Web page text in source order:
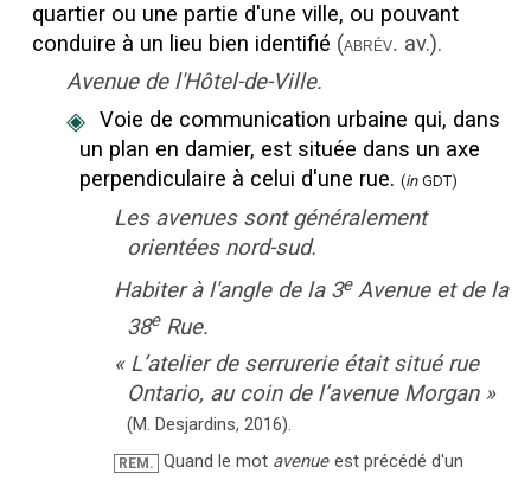
quartier ou une partie d'une ville, ou pouvant
conduire à un lieu bien identifié (abrév. av.).
Avenue de l'Hôtel-de-Ville.
◈ Voie de communication urbaine qui, dans
un plan en damier, est située dans un axe
perpendiculaire à celui d'une rue. (in GDT)
Les avenues sont généralement
orientées nord-sud.
Habiter à l'angle de la 3e Avenue et de la
38e Rue.
« L’atelier de serrurerie était situé rue
Ontario, au coin de l’avenue Morgan »
(M. Desjardins, 2016).
REM. Quand le mot avenue est précédé d'un